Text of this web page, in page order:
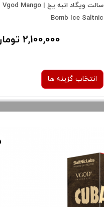
سالت ویگاد انبه یخ | Vgod Mango
Bomb Ice Saltnic
2,100,000 تومان
انتخاب گزینه ها
برای فعال شدن سبد خرید و نمایش
قیمت ، گزینه های محصول را از کادر